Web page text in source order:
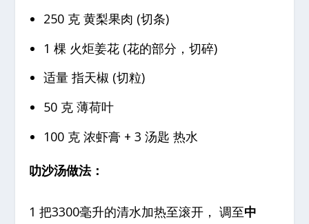
250 克 黄梨果肉 (切条)
1 棵 火炬姜花 (花的部分，切碎)
适量 指天椒 (切粒)
50 克 薄荷叶
100 克 浓虾膏 + 3 汤匙 热水
叻沙汤做法：
1 把3300毫升的清水加热至滚开， 调至中